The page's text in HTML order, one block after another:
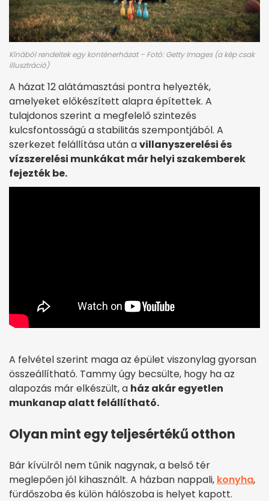
Kínából rendeltek egy konténerházat – Fotó: Getty Images (a kép csak
illusztráció)
A házat 12 alátámasztási pontra helyezték,
amelyeket előkészített alapra építettek. A
tulajdonos szerint a megfelelő szintezés
kulcsfontosságú a stabilitás szempontjából. A
szerkezet felállítása után avillanyszerelési és
vízszerelési munkákat már helyi szakemberek
fejezték be.
A felvétel szerint maga az épület viszonylag gyorsan
összeállítható. Tammy úgy becsülte, hogy ha az
alapozás már elkészült, a ház akár egyetlen
munkanap alatt felállítható.
Olyan mint egy teljesértékű otthon
Bár kívülről nem tűnik nagynak, a belső tér
meglepően jól kihasznált. A házban nappali, konyha,
fürdőszoba és külön hálószoba is helyet kapott.